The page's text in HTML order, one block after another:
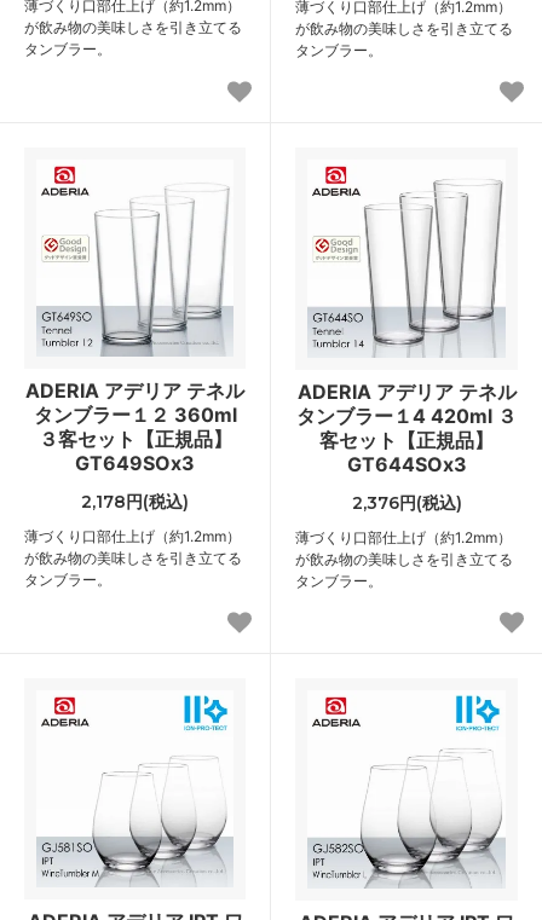
薄づくり口部仕上げ（約1.2mm）
が飲み物の美味しさを引き立てる
タンブラー。
薄づくり口部仕上げ（約1.2mm）
が飲み物の美味しさを引き立てる
タンブラー。
ADERIA アデリア テネル
タンブラー１２ 360ml
３客セット【正規品】
GT649SOx3
2,178円(税込)
薄づくり口部仕上げ（約1.2mm）
が飲み物の美味しさを引き立てる
タンブラー。
ADERIA アデリア テネル
タンブラー１4 420ml ３
客セット【正規品】
GT644SOx3
2,376円(税込)
薄づくり口部仕上げ（約1.2mm）
が飲み物の美味しさを引き立てる
タンブラー。